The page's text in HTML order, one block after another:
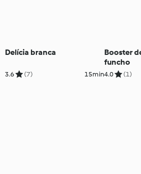
Delícia branca
3.6 (7) 15min
Booster
funcho
4.0 (1)